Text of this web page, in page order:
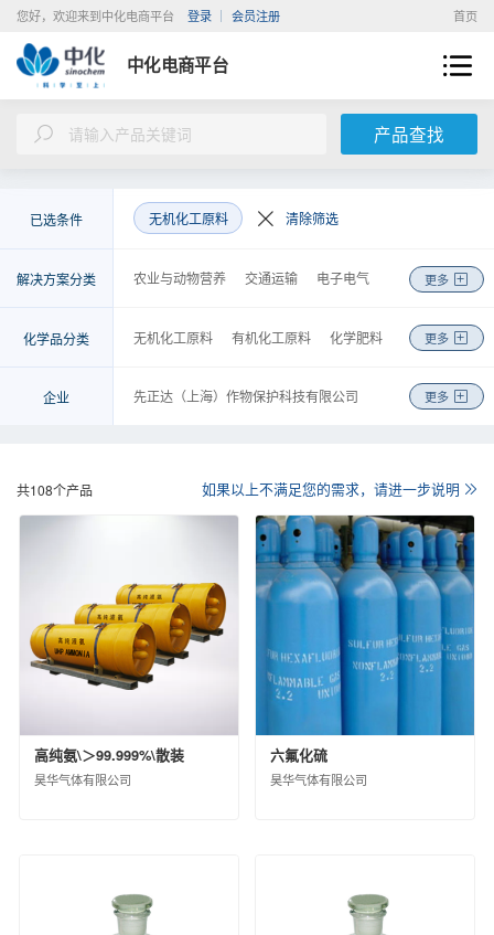
首页
您好，欢迎来到中化电商平台 登录 会员注册
中化电商平台
产品查找
已选条件 无机化工原料 清除筛选
解决方案分类 农业与动物营养 交通运输
电子电气
医疗与健康
美容与个人护理
皮革纺织
检测
物流 商务 咨询 工程
更多
化学品分类 无机化工原料 有机化工原料
化学肥料
染料及有机颜料
化学试剂
金属制品、机械和设备
橡胶制品
催化剂及各种化学助剂
其他化工产品
更多
企业
先正达（上海）作物保护科技有限公司
中化化工科学技术研究总院有限公司
中化化肥控股有限公司
江苏扬农化工集团有限公司
鲁西化工集团股份有限公司
沧州大化集团有限责任公司
江西蓝星星火有机硅有限公司
埃肯有机硅（上海）有限公司
南通星辰合成材料有限公司
圣奥化学科技有限公司
山东蓝星东大有限公司
中昊晨光化工研究院有限公司
更多
共108个产品 如果以上不满足您的需求，请进一步说明
高纯氨\＞99.999%\散装
昊华气体有限公司
六氟化硫
昊华气体有限公司